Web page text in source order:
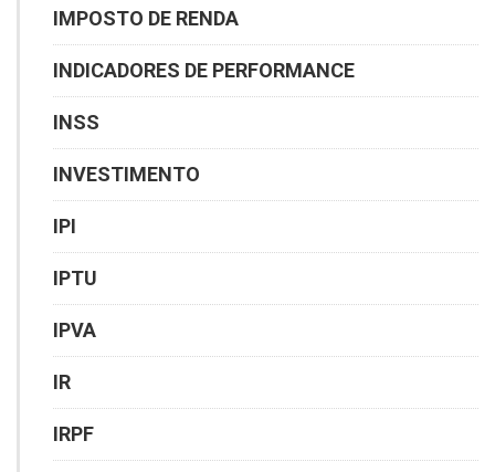
IMPOSTO DE RENDA
INDICADORES DE PERFORMANCE
INSS
INVESTIMENTO
IPI
IPTU
IPVA
IR
IRPF